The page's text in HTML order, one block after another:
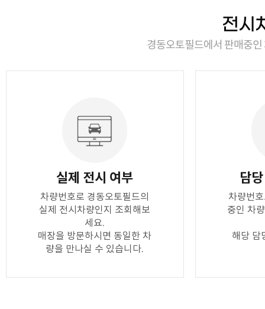
전시
경동오토필드에서 판매중
실제 전시 여부
차량번호로 경동오토필드의
실제 전시차량인지 조회해보
세요.
매장을 방문하시면 동일한 차
량을 만나실 수 있습니다.
담
차량번
중인 차
해당 담